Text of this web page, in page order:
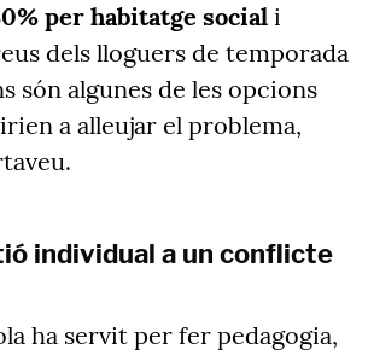
per habitatge social i
dels lloguers de temporada
són algunes de les opcions
a alleujar el problema,
individual a un conflicte
ha servit per fer pedagogia,